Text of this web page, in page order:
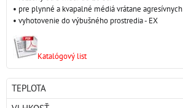
• pre plynné a kvapalné médiá vrátane agresívnych
• vyhotovenie do výbušného prostredia - EX
Katalógový list
TEPLOTA